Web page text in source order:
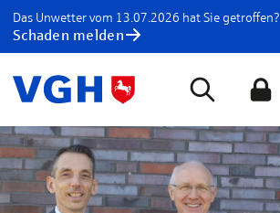
Das Unwetter vom 13.07.2026 hat Sie getroffen?
Schaden melden